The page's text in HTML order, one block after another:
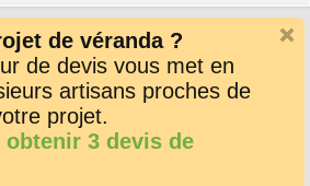
de véranda ?
de devis vous met en
artisans proches de
projet.
3 devis de